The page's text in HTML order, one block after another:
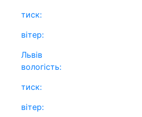
тиск:
вітер:
Львів
вологість:
тиск:
вітер: